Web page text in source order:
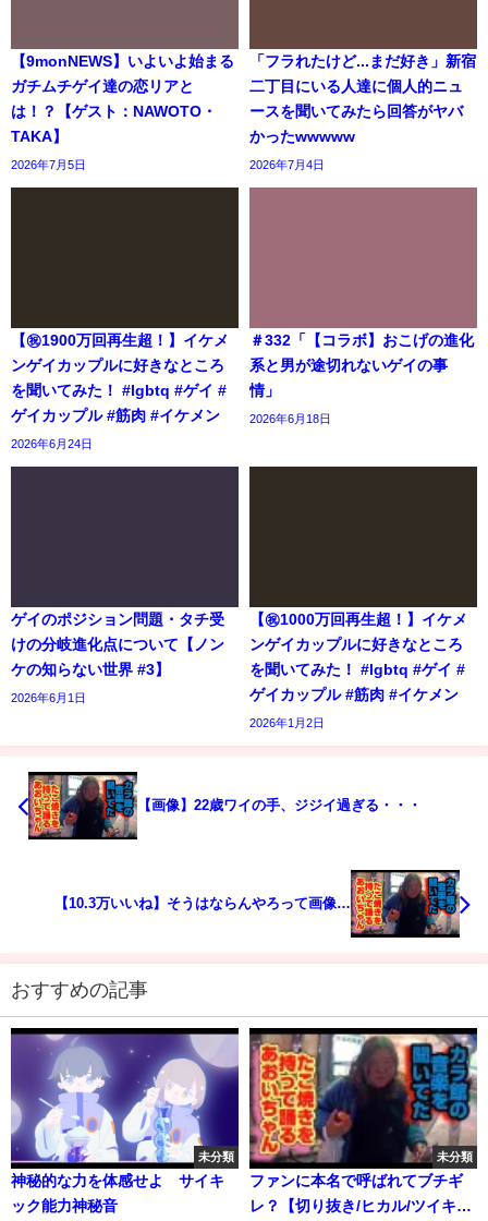
【9monNEWS】いよいよ始まる
ガチムチゲイ達の恋リアと
は！？【ゲスト：NAWOTO・
TAKA】
2026年7月5日
「フラれたけど...まだ好き」新宿
二丁目にいる人達に個人的ニュ
ースを聞いてみたら回答がヤバ
かったwwwww
2026年7月4日
【㊗️1900万回再生超！】イケメ
ンゲイカップルに好きなところ
を聞いてみた！ #lgbtq #ゲイ #
ゲイカップル #筋肉 #イケメン
2026年6月24日
＃332「【コラボ】おこげの進化
系と男が途切れないゲイの事
情」
2026年6月18日
ゲイのポジション問題・タチ受
けの分岐進化点について【ノン
ケの知らない世界 #3】
2026年6月1日
【㊗️1000万回再生超！】イケメ
ンゲイカップルに好きなところ
を聞いてみた！ #lgbtq #ゲイ #
ゲイカップル #筋肉 #イケメン
2026年1月2日
【画像】22歳ワイの手、ジジイ過ぎる・・・
【10.3万いいね】そうはならんやろって画像…
おすすめの記事
未分類
神秘的な力を体感せよ サイキ
ック能力神秘音
未分類
ファンに本名で呼ばれてブチギ
レ？【切り抜き/ヒカル/ツイキャ